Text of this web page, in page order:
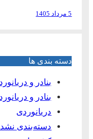
5 مرداد 1405
دسته بندی ها
بنادر و
بنادر و
دریانوردی
دسته‌بندی